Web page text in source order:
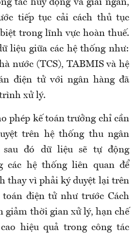
tác huy động và giải ngân,
tiếp tục cải cách thủ tục
trong lĩnh vực hoàn thuế.
liệu giữa các hệ thống như:
nước (TCS), TABMIS và hệ
điện tử với ngân hàng đã
xử lý.
phép kế toán trưởng chỉ cần
trên hệ thống thu ngân
sau đó dữ liệu sẽ tự động
các hệ thống liên quan để
thay vì phải ký duyệt lại trên
điện tử như trước Cách
giảm thời gian xử lý, hạn chế
hiệu quả trong công tác